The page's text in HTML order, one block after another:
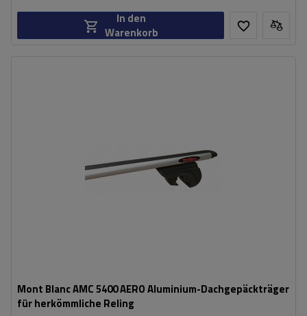
In den
Warenkorb
Mont Blanc AMC 5400 AERO Aluminium-Dachgepäckträger
für herkömmliche Reling